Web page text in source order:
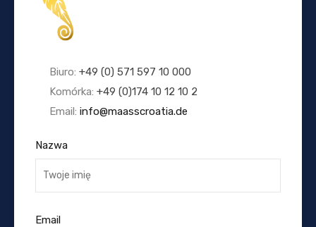
Biuro: +49 (0) 571 597 10 000
Komórka: +49 (0)174 10 12 10 2
Email: info@maasscroatia.de
Nazwa
Email